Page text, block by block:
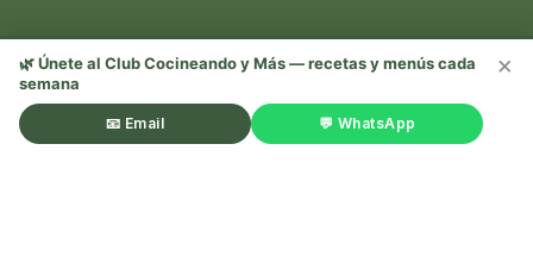
Recetas, trucos y mucho más —
¡sígueme en redes! 🌿
×
🌿 Únete al Club Cocineando y Más — recetas y menús cada
semana
📧 Email 💬 WhatsApp